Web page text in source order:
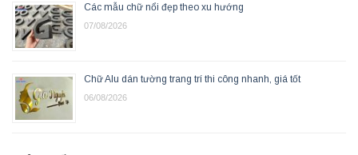
Các mẫu chữ nổi đẹp theo xu hướng
07/08/2026
Chữ Alu dán tường trang trí thi công nhanh, giá tốt
06/08/2026